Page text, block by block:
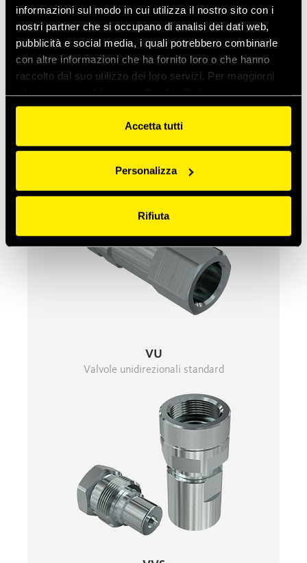
informazioni sul modo in cui utilizza il nostro sito con i
nostri partner che si occupano di analisi dei dati web,
pubblicità e social media, i quali potrebbero combinarle
con altre informazioni che ha fornito loro o che hanno
raccolto dal suo utilizzo dei loro servizi. Per maggiorni
Accetta tutti
Personalizza
Rifiuta
Innesti standard, passaggio libero,
intercambiabilità Faster (tranne la
VU
Valvole unidirezionali standard